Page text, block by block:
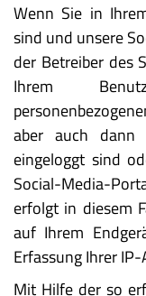
Wenn Sie in
sind und unsere
der Betreiber des
Ihrem
aber auch
eingeloggt sind
Social-Media-
erfolgt in diesem
auf Ihrem
Erfassung Ihrer IP-
Mit Hilfe der so